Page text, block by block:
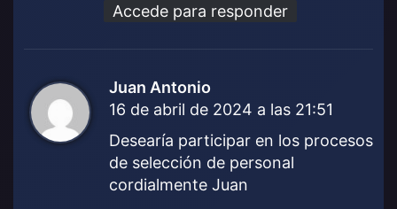
Accede para responder
Juan Antonio
i
c
e
16 de abril de 2024 a las 21:51
Desearía participar en los procesos
de selección de personal
cordialmente Juan